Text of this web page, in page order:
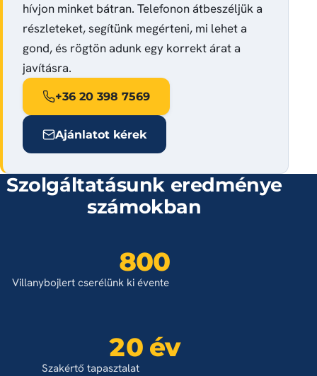
hívjon minket bátran. Telefonon átbeszéljük a
részleteket, segítünk megérteni, mi lehet a
gond, és rögtön adunk egy korrekt árat a
javításra.
+36 20 398 7569
Ajánlatot kérek
Szolgáltatásunk eredménye
számokban
800
Villanybojlert cserélünk ki évente
20 év
Szakértő tapasztalat